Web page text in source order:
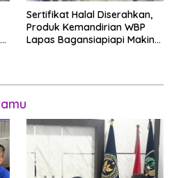
Sertifikat Halal Diserahkan,
Produk Kemandirian WBP
Lapas Bagansiapiapi Makin